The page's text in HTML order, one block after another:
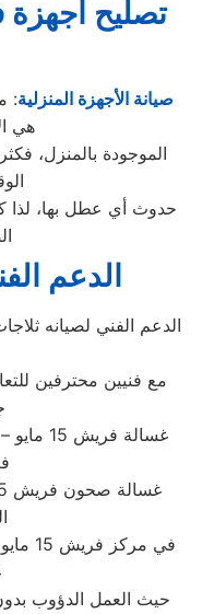
تصليح اجهزة
صيانة الأجهزة المنزلية:
هي
الدعم
في